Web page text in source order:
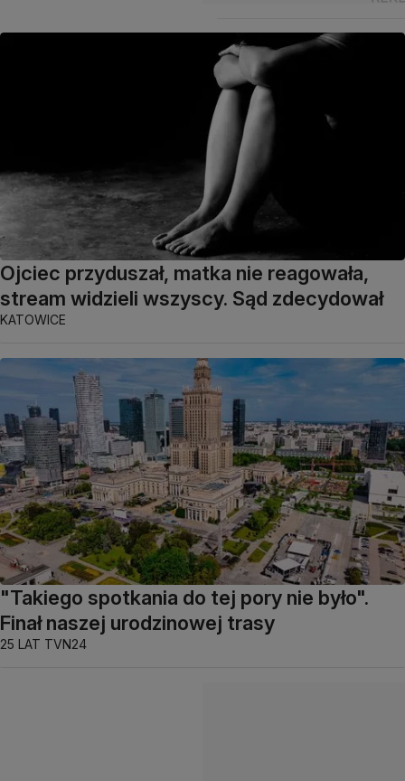
Ojciec przyduszał, matka nie reagowała,
stream widzieli wszyscy. Sąd zdecydował
KATOWICE
"Takiego spotkania do tej pory nie było".
Finał naszej urodzinowej trasy
25 LAT TVN24